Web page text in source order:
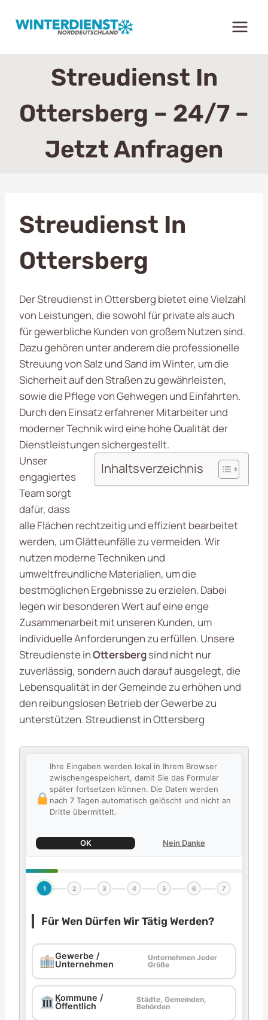
Inhalt
Streudienst In
Ottersberg – 24/7 –
Jetzt Anfragen
Streudienst In
Ottersberg
Der Streudienst in Ottersberg bietet eine Vielzahl
von Leistungen, die sowohl für private als auch
für gewerbliche Kunden von großem Nutzen sind.
Dazu gehören unter anderem die professionelle
Streuung von Salz und Sand im Winter, um die
Sicherheit auf den Straßen zu gewährleisten,
sowie die Pflege von Gehwegen und Einfahrten.
Durch den Einsatz erfahrener Mitarbeiter und
moderner Technik wird eine hohe Qualität der
Dienstleistungen sichergestellt.
Inhaltsverzeichnis
Unser
engagiertes
Team sorgt
dafür, dass
alle Flächen rechtzeitig und effizient bearbeitet
werden, um Glätteunfälle zu vermeiden. Wir
nutzen moderne Techniken und
umweltfreundliche Materialien, um die
bestmöglichen Ergebnisse zu erzielen. Dabei
legen wir besonderen Wert auf eine enge
Zusammenarbeit mit unseren Kunden, um
individuelle Anforderungen zu erfüllen. Unsere
Streudienste inOttersbergsind nicht nur
zuverlässig, sondern auch darauf ausgelegt, die
Lebensqualität in der Gemeinde zu erhöhen und
den reibungslosen Betrieb der Gewerbe zu
unterstützen. Streudienst in Ottersberg
Ihre Eingaben werden lokal in Ihrem Browser
zwischengespeichert, damit Sie das Formular
später fortsetzen können. Die Daten werden
nach 7 Tagen automatisch gelöscht und nicht an
Dritte übermittelt.
OK Nein Danke
1 2 3 4 5 6 7
Für Wen Dürfen Wir Tätig Werden?
Gewerbe /
Unternehmen
Unternehmen Jeder
Größe
Kommune /
Öffentlich
Städte, Gemeinden,
Behörden